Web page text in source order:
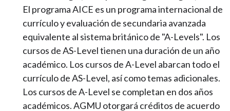
El programa AICE es un programa internacional de
currículo y evaluación de secundaria avanzada
equivalente al sistema británico de "A-Levels". Los
cursos de AS-Level tienen una duración de un año
académico. Los cursos de A-Level abarcan todo el
currículo de AS-Level, así como temas adicionales.
Los cursos de A-Level se completan en dos años
académicos. AGMU otorgará créditos de acuerdo